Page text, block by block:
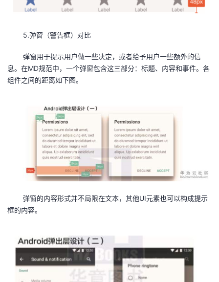
5.弹窗（警告框）对比
弹窗用于提示用户做一些决定，或者给予用户一些额外的信
息。在MD规范中，一个弹窗包含这三部分：标题、内容和事件。各
组件之间的距离如下图。
弹窗的内容形式并不局限在文本，其他UI元素也可以构成提示
框的内容。